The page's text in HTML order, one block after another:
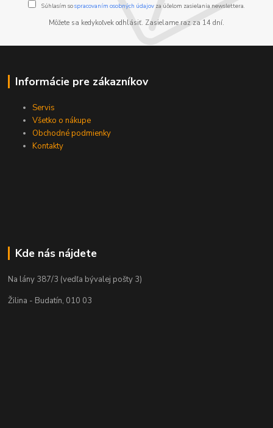
Súhlasím sospracovaním osobných údajov za účelom zasielania newslettera.
Môžete sa kedykoľvek odhlásiť. Zasielame raz za 14 dní.
Informácie pre zákazníkov
Servis
Všetko o nákupe
Obchodné podmienky
Kontakty
Kde nás nájdete
Na lány 387/3 (vedľa bývalej pošty 3)
Žilina - Budatín, 010 03